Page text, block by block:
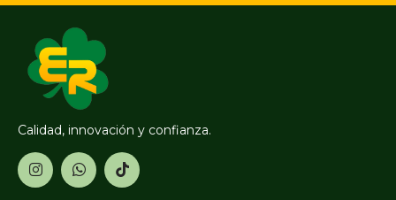
Calidad, innovación y confianza.